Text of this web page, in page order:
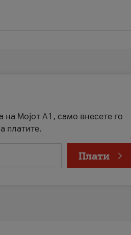
на Мојот А1, само внесете го
платите.
Плати